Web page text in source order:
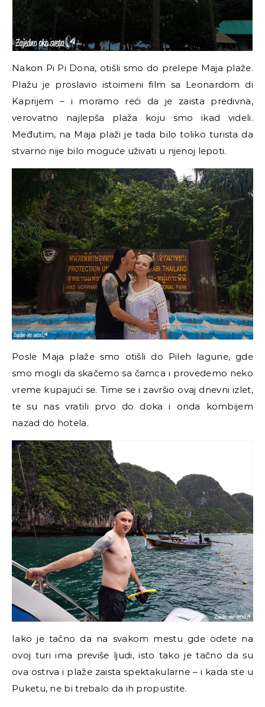
Nakon Pi Pi Dona, otišli smo do prelepe Maja plaže.
Plažu je proslavio istoimeni film sa Leonardom di
Kaprijem – i moramo reći da je zaista predivna,
verovatno najlepša plaža koju smo ikad videli.
Međutim, na Maja plaži je tada bilo toliko turista da
stvarno nije bilo moguće uživati u njenoj lepoti.
Posle Maja plaže smo otišli do Pileh lagune, gde
smo mogli da skačemo sa čamca i provedemo neko
vreme kupajući se. Time se i završio ovaj dnevni izlet,
te su nas vratili prvo do doka i onda kombijem
nazad do hotela.
Iako je tačno da na svakom mestu gde odete na
ovoj turi ima previše ljudi, isto tako je tačno da su
ova ostrva i plaže zaista spektakularne – i kada ste u
Puketu, ne bi trebalo da ih propustite.